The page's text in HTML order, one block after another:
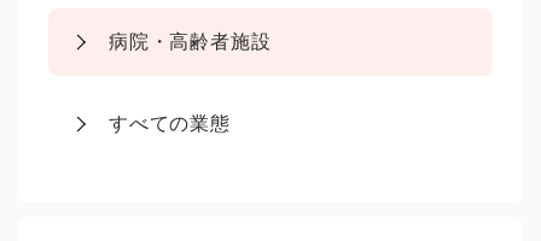
病院・高齢者施設
すべての業態